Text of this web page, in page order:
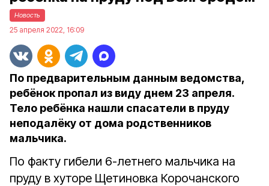
Новость
25 апреля 2022, 16:09
По предварительным данным ведомства,
ребёнок пропал из виду днем 23 апреля.
Тело ребёнка нашли спасатели в пруду
неподалёку от дома родственников
мальчика.
По факту гибели 6-летнего мальчика на
пруду в хуторе Щетиновка Корочанского